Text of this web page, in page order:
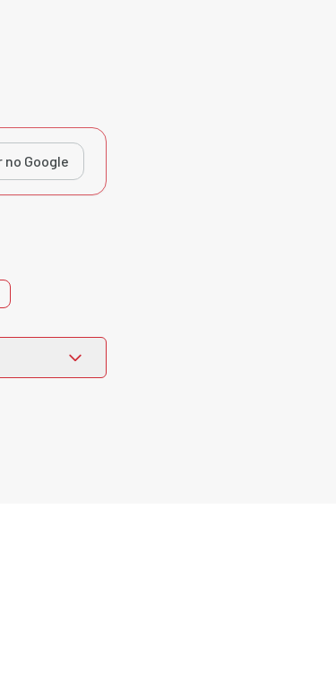
no Google